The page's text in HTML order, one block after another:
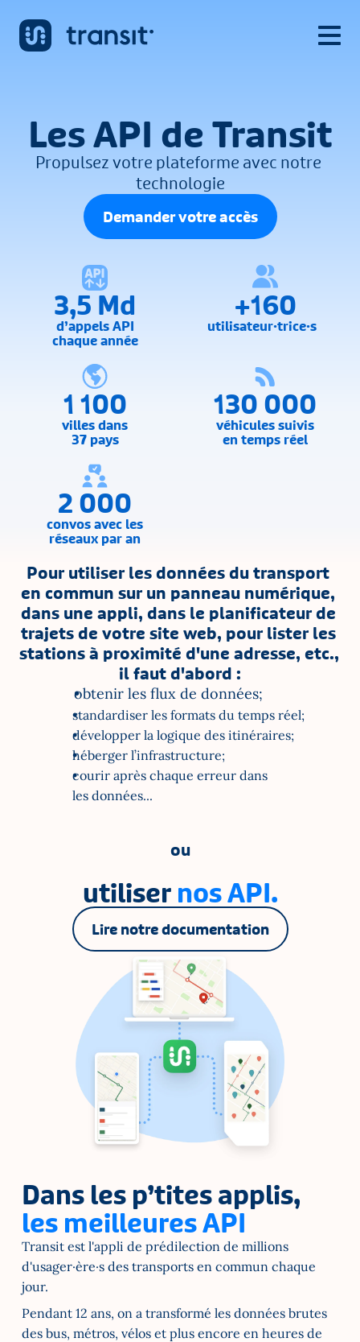
Les API de Transit
Propulsez votre plateforme avec notre
technologie
Demander votre accès
3,5 Md
d’appels API
chaque année
+160
utilisateur·trice·s
1 100
villes dans
37 pays
130 000
véhicules suivis
en temps réel
2 000
convos avec les
réseaux par an
Pour utiliser les données du transport
en commun sur un panneau numérique,
dans une appli, dans le planificateur de
trajets de votre site web, pour lister les
stations à proximité d'une adresse, etc.,
il faut d'abord :
obtenir les flux de données;
standardiser les formats du temps réel;
développer la logique des itinéraires;
héberger l’infrastructure;
courir après chaque erreur dans
les données...
ou
utiliser nos API.
Lire notre documentation
les meilleures API
Transit est l'appli de prédilection de millions
d'usager·ère·s des transports en commun chaque
jour.
Pendant 12 ans, on a transformé les données brutes
des bus, métros, vélos et plus encore en heures de